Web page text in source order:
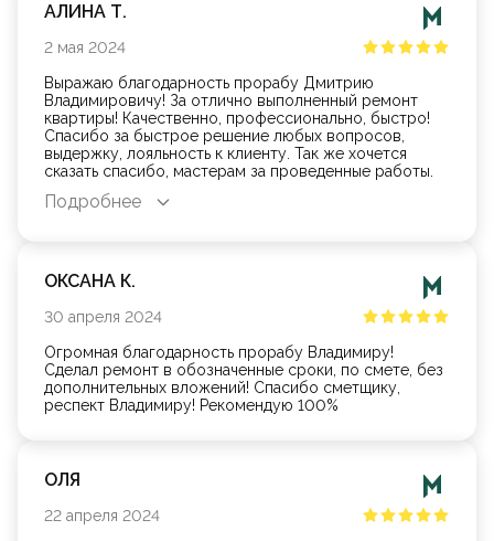
АЛИНА Т.
2 мая 2024
Выражаю благодарность прорабу Дмитрию
Владимировичу! За отлично выполненный ремонт
квартиры! Качественно, профессионально, быстро!
Спасибо за быстрое решение любых вопросов,
выдержку, лояльность к клиенту. Так же хочется
сказать спасибо, мастерам за проведенные работы.
Подробнее
ОКСАНА К.
30 апреля 2024
Огромная благодарность прорабу Владимиру!
Сделал ремонт в обозначенные сроки, по смете, без
дополнительных вложений! Спасибо сметщику,
респект Владимиру! Рекомендую 100%
ОЛЯ
22 апреля 2024